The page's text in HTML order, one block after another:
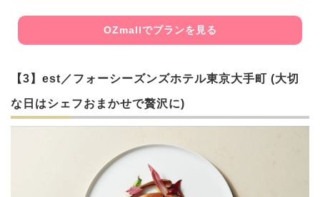
OZmallでプランを見る
【3】est／フォーシーズンズホテル東京大手町 (大切
な日はシェフおまかせで贅沢に)